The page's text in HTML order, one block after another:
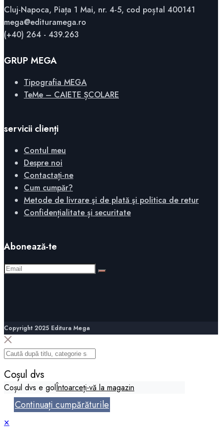
Cluj-Napoca, Piața 1 Mai, nr. 4-5, cod poștal 400141
mega@edituramega.ro
(+40) 264 - 439.263
GRUP MEGA
Tipografia MEGA
TeMe – CAIETE ȘCOLARE
servicii clienți
Contul meu
Despre noi
Contactați-ne
Cum cumpăr?
Metode de livrare şi de plată şi politica de retur
Confidențialitate și securitate
Abonează-te
Copyright 2025 Editura Mega
Coșul dvs
Coșul dvs e golÎntoarceți-vă la magazin
Continuați cumpărăturile
×